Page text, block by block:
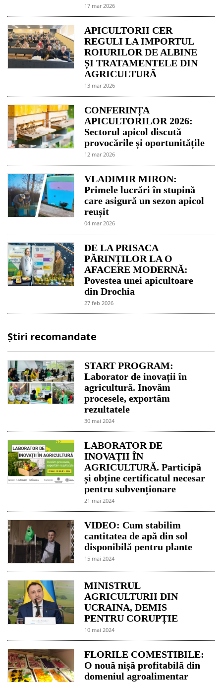
17 mar 2026
APICULTORII CER
REGULI LA IMPORTUL
ROIURILOR DE ALBINE
ȘI TRATAMENTELE DIN
AGRICULTURĂ
13 mar 2026
CONFERINȚA
APICULTORILOR 2026:
Sectorul apicol discută
provocările și oportunitățile
12 mar 2026
VLADIMIR MIRON:
Primele lucrări în stupină
care asigură un sezon apicol
reușit
04 mar 2026
DE LA PRISACA
PĂRINȚILOR LA O
AFACERE MODERNĂ:
Povestea unei apicultoare
din Drochia
27 feb 2026
Știri recomandate
START PROGRAM:
Laborator de inovații în
agricultură. Inovăm
procesele, exportăm
rezultatele
30 mai 2024
LABORATOR DE
INOVAȚII ÎN
AGRICULTURĂ. Participă
și obține certificatul necesar
pentru subvenționare
21 mai 2024
VIDEO: Cum stabilim
cantitatea de apă din sol
disponibilă pentru plante
15 mai 2024
MINISTRUL
AGRICULTURII DIN
UCRAINA, DEMIS
PENTRU CORUPȚIE
10 mai 2024
FLORILE COMESTIBILE:
O nouă nișă profitabilă din
domeniul agroalimentar